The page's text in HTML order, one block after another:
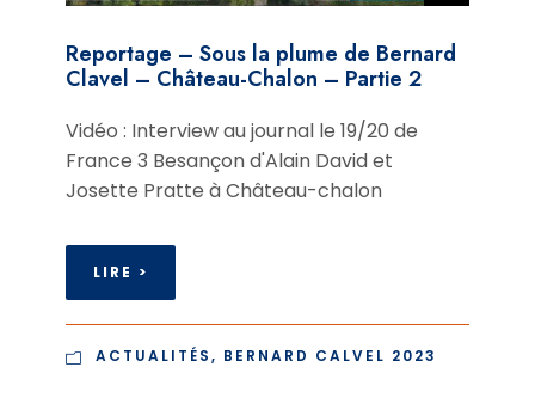
Reportage – Sous la plume de Bernard
Clavel – Château-Chalon – Partie 2
Vidéo : Interview au journal le 19/20 de
France 3 Besançon d'Alain David et
Josette Pratte à Château-chalon
LIRE >
ACTUALITÉS, BERNARD CALVEL 2023